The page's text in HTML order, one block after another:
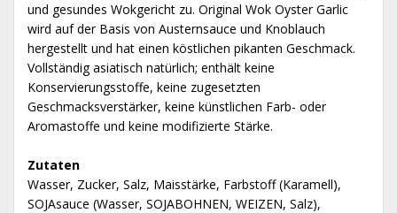
und gesundes Wokgericht zu. Original Wok Oyster Garlic
wird auf der Basis von Austernsauce und Knoblauch
hergestellt und hat einen köstlichen pikanten Geschmack.
Vollständig asiatisch natürlich; enthält keine
Konservierungsstoffe, keine zugesetzten
Geschmacksverstärker, keine künstlichen Farb- oder
Aromastoffe und keine modifizierte Stärke.
Zutaten
Wasser, Zucker, Salz, Maisstärke, Farbstoff (Karamell),
SOJAsauce (Wasser, SOJABOHNEN, WEIZEN, Salz),